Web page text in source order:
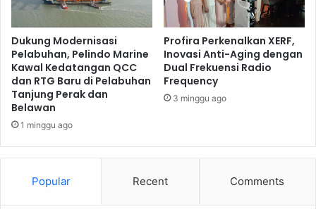
R
h
a
r
j
a
J
a
u
i
A
t
T
a
u
h
d
Dukung Modernisasi
Pelabuhan, Pelindo Marine
Kawal Kedatangan QCC
dan RTG Baru di Pelabuhan
Tanjung Perak dan
Belawan
1 minggu ago
Profira Perkenalkan XERF,
Inovasi Anti-Aging dengan
Dual Frekuensi Radio
Frequency
3 minggu ago
Popular Recent Comments